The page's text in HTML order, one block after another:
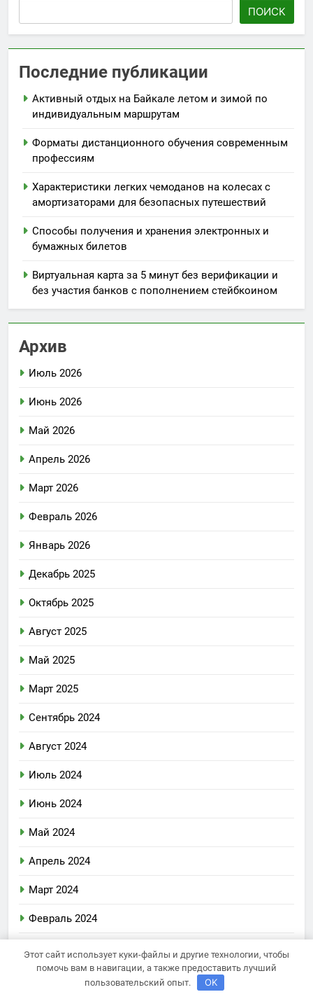
ПОИСК
Последние публикации
Активный отдых на Байкале летом и зимой по
индивидуальным маршрутам
Форматы дистанционного обучения современным
профессиям
Характеристики легких чемоданов на колесах с
амортизаторами для безопасных путешествий
Способы получения и хранения электронных и
бумажных билетов
Виртуальная карта за 5 минут без верификации и
без участия банков с пополнением стейбкоином
Архив
Июль 2026
Июнь 2026
Май 2026
Апрель 2026
Март 2026
Февраль 2026
Январь 2026
Декабрь 2025
Октябрь 2025
Август 2025
Май 2025
Март 2025
Сентябрь 2024
Август 2024
Июль 2024
Июнь 2024
Май 2024
Апрель 2024
Март 2024
Февраль 2024
Этот сайт использует куки-файлы и другие технологии, чтобы
помочь вам в навигации, а также предоставить лучший
пользовательский опыт.
OK